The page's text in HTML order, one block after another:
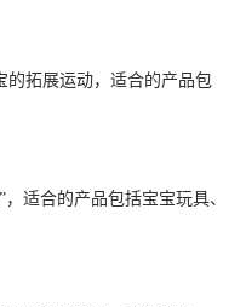
的拓展运动，适合的产品包
适合的产品包括宝宝玩具、